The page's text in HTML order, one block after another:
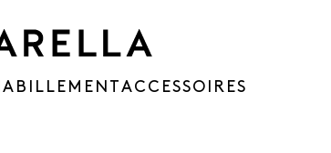
ACCESSOIRES